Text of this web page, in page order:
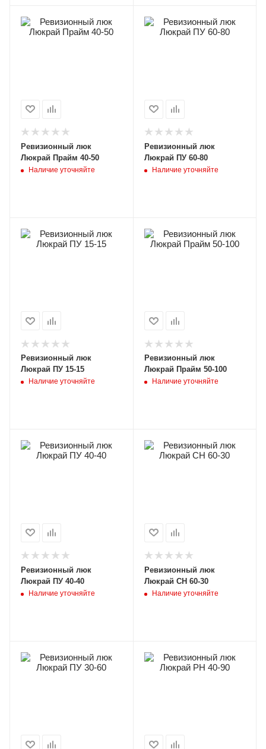
Ревизионный люк
Люкрай Прайм 40-50
Наличие уточняйте
Ревизионный люк
Люкрай ПУ 60-80
Наличие уточняйте
Ревизионный люк
Люкрай ПУ 15-15
Наличие уточняйте
Ревизионный люк
Люкрай Прайм 50-100
Наличие уточняйте
Ревизионный люк
Люкрай ПУ 40-40
Наличие уточняйте
Ревизионный люк
Люкрай СН 60-30
Наличие уточняйте